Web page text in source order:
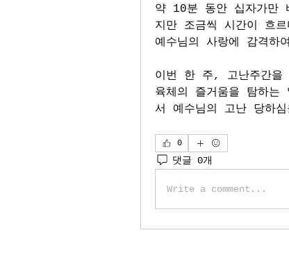
약 10분 동안 십자가만
지만 조금씩 시간이 흐
예수님의 사랑에 감격하
이번 한 주, 고난주간을
육체의 즐거움을 탐하는
서 예수님의 고난 당하
0
댓글 0개
Write a comment...